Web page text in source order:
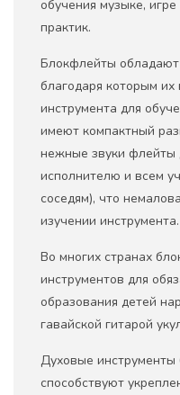
обучения музыке,
практик.
Блокфлейты
благодаря которым
инструмента для
имеют компактный
нежные звуки флейты
исполнителю и всем
соседям), что
изучении инструмента.
Во многих странах
инструментов для
образования детей
гавайской гитарой
Духовые инструменты
способствуют